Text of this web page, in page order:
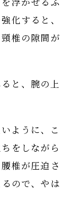
化すると、
椎の隙間が
と、腕の上
ように、こ
をしながら
椎が圧迫さ
ので、やは